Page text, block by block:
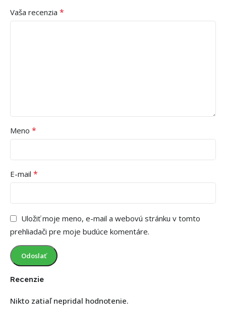
Recenzie
Nikto zatiaľ nepridal hodnotenie.
Vaša recenzia *
Meno *
E-mail *
Uložiť moje meno, e-mail a webovú stránku v tomto
prehliadači pre moje budúce komentáre.